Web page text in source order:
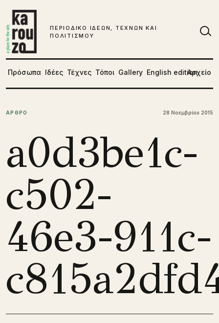
ΠΕΡΙΟΔΙΚΟ ΙΔΕΩΝ, ΤΕΧΝΩΝ ΚΑΙ
ΠΟΛΙΤΙΣΜΟΥ
Πρόσωπα Ιδέες Τέχνες Τόποι Gallery English editionΑρχείο
ΑΡΘΡΟ 28 Νοεμβρίου 2015
a0d3be1c-
c502-
46e3-911c-